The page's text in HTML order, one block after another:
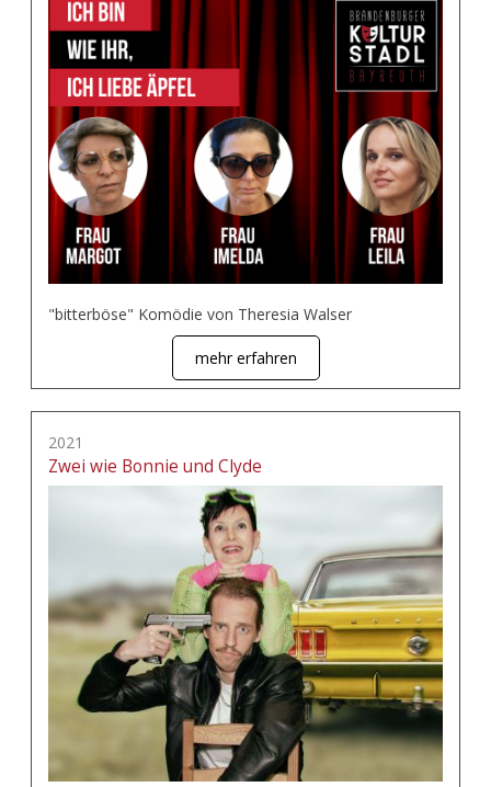
"bitterböse" Komödie von Theresia Walser
mehr erfahren
2021
Zwei wie Bonnie und Clyde